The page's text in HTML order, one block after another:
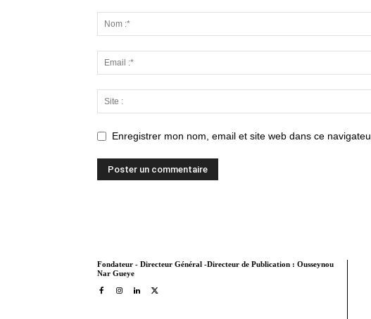
Enregistrer mon nom, email et site web dans ce
Fondateur - Directeur Général -Directeur de Publication : Ousseynou
Nar Gueye